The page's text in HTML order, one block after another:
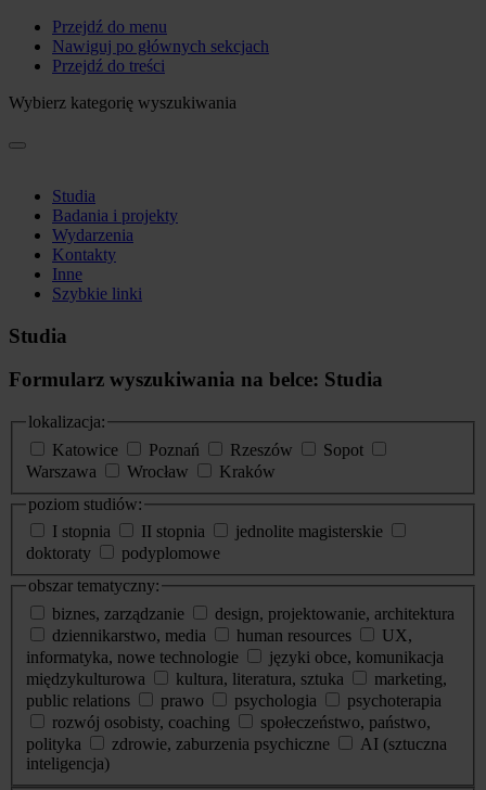
Przejdź do menu
Nawiguj po głównych sekcjach
Przejdź do treści
Wybierz kategorię wyszukiwania
Studia
Badania i projekty
Wydarzenia
Kontakty
Inne
Szybkie linki
Studia
Formularz wyszukiwania na belce: Studia
lokalizacja:
Katowice
Poznań Rzeszów
Sopot
Warszawa
Wrocław
Kraków
poziom studiów:
I stopnia
II stopnia
jednolite magisterskie
doktoraty
podyplomowe
obszar tematyczny:
biznes, zarządzanie
design, projektowanie, architektura
dziennikarstwo, media
human resources
UX,
informatyka, nowe technologie
języki obce, komunikacja
międzykulturowa
kultura, literatura, sztuka
marketing,
public relations
prawo psychologia
psychoterapia
rozwój osobisty, coaching
społeczeństwo, państwo,
polityka
zdrowie, zaburzenia psychiczne
AI (sztuczna
inteligencja)